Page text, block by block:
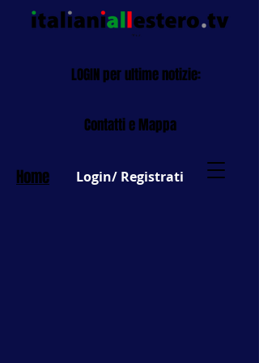
Login/ Registrati
Contatti e Mappa
Home
LOGIN per ultime notizie: